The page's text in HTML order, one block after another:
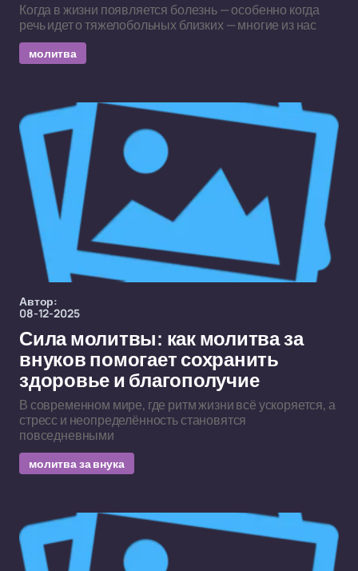
Когда в жизни появляется болезнь — особенно когда
речь идет о тяжелобольных близких — многие из нас
молитва
Автор:
08-12-2025
Сила молитвы: как молитва за
внуков помогает сохранить
здоровье и благополучие
В современном мире, где ритм жизни всё ускоряется, а
стресс и неопределённость становятся
повседневными
молитва за внука